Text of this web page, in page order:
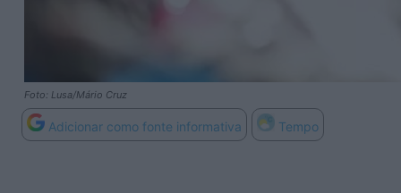
Foto: Lusa/Mário Cruz
Adicionar como fonte informativa Tempo